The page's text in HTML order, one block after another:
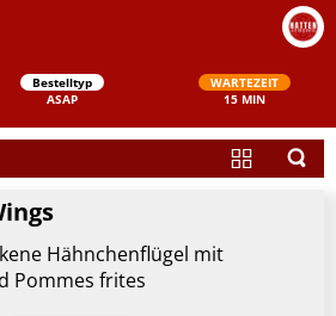
Bestelltyp
ASAP
WARTEZEIT
15 MIN
Hähnchenflügel mit
Pommes frites